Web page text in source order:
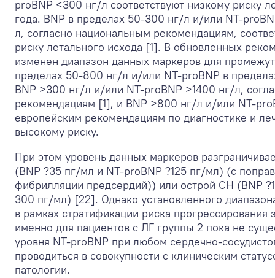
proBNP <300 нг/л соответствуют низкому риску
года. BNP в пределах 50-300 нг/л и/или NT-
л, согласно национальным рекомендациям,
риску летального исхода [1]. В обновленных
изменен диапазон данных маркеров для
пределах 50-800 нг/л и/или NT-proBNP в
BNP >300 нг/л и/или NT-proBNP >1400 нг/л,
рекомендациям [1], и BNP >800 нг/л и/или NT-
европейским рекомендациям по диагностике и
высокому риску.
При этом уровень данных маркеров
(BNP ?35 пг/мл и NT-proBNP ?125 пг/мл) (с
фибрилляции предсердий)) или острой СН (BNP
300 пг/мл) [22]. Однако установленного
в рамках стратификации риска прогрессирования
именно для пациентов с ЛГ группы 2 пока не
уровня NT-proBNP при любом сердечно-
проводиться в совокупности с клиническим
патологии.